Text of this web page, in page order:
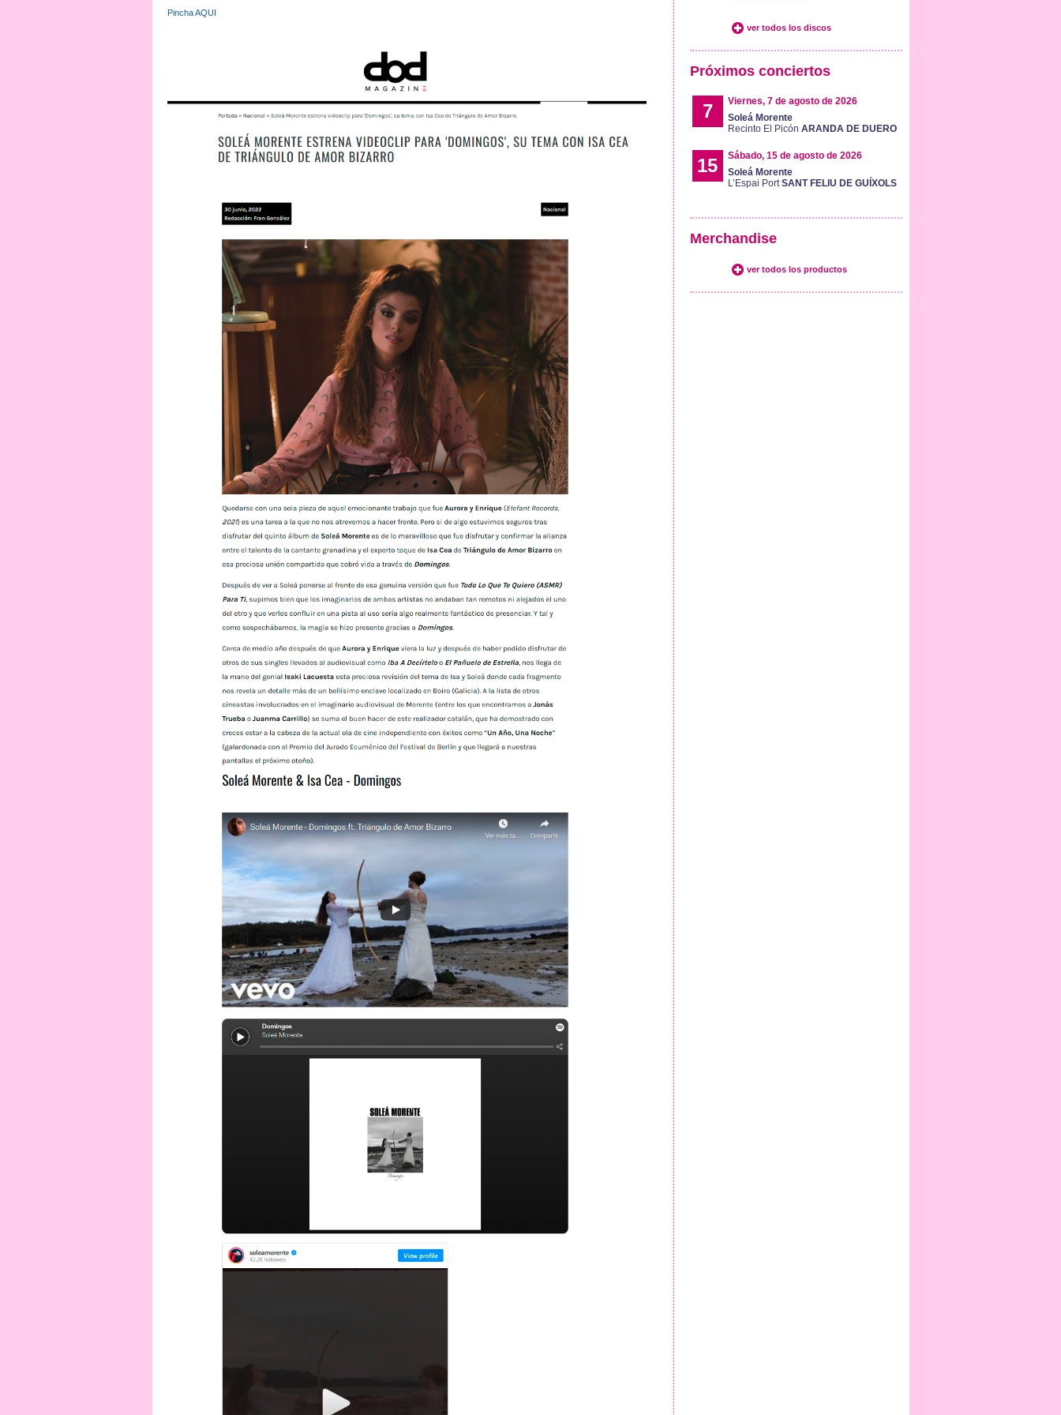
Pincha AQUI
ver todos los discos
Próximos conciertos
7
Viernes, 7 de agosto de 2026
Soleá Morente
Recinto El Picón ARANDA DE DUERO
15
Sábado, 15 de agosto de 2026
Soleá Morente
L’Espai PortSANT FELIU DE GUÍXOLS
Merchandise
ver todos los productos